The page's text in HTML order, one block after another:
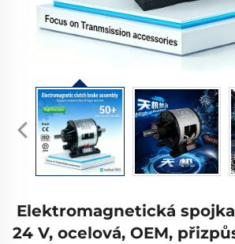
Elektromagnetická
24 V, ocelová, OEM,